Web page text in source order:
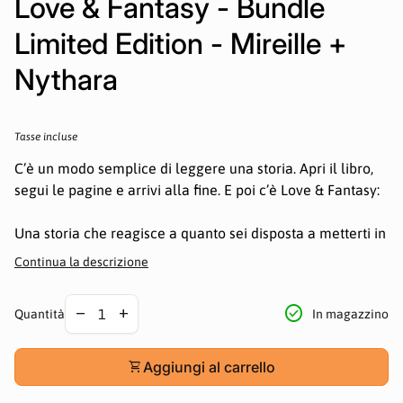
Love & Fantasy - Bundle
Limited Edition - Mireille +
Nythara
Tasse incluse
C’è un modo semplice di leggere una storia. Apri il libro,
segui le pagine e arrivi alla fine. E poi c’è Love & Fantasy:
Una storia che reagisce a quanto sei disposta a metterti in
gioco emotivamente. Scegli cosa fare, di chi fidarti e cosa
semplice bivio ma veri e propri filoni differenti. Non
leggerai sempre la stessa scena, non incontrerai le stesse
diverso. Ogni libro ha una protagonista con una voce
precisa, una vita già in movimento e un mondo che non
Continua la descrizione
Quantità
Diminuire la quantità per
remove
Aumentare la quantità per
add check_circle In magazzino
shopping_cartAggiungi al carrello